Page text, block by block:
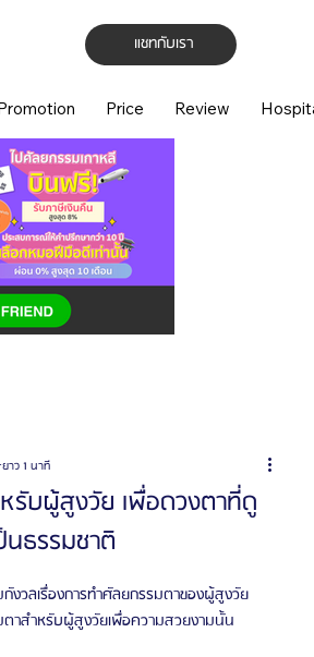
แชทกับเรา
Price Review
รับผู้สูงวัย เพื่อดวงตาที่ดู
นธรรมชาติ
ยาว 1 นาที
กังวลเรื่องการทำศัลยกรรมตาของผู้สูงวัย
ตาสำหรับผู้สูงวัยเพื่อความสวยงามนั้น